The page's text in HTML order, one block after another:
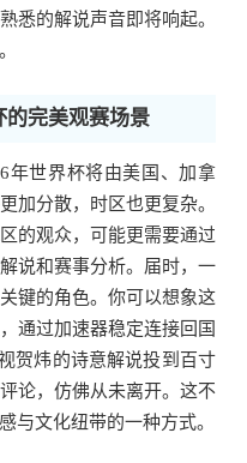
悉的解说声音即将响起。
的完美观赛场景
年世界杯将由美国、加拿
加分散，时区也更复杂。
的观众，可能更需要通过
说和赛事分析。届时，一
键的角色。你可以想象这
通过加速器稳定连接回国
贺炜的诗意解说投到百寸
论，仿佛从未离开。这不
与文化纽带的一种方式。